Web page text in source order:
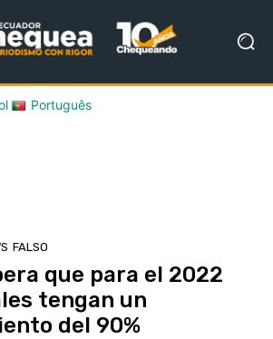
Português
FALSO
que para el 2022
tengan un
del 90%